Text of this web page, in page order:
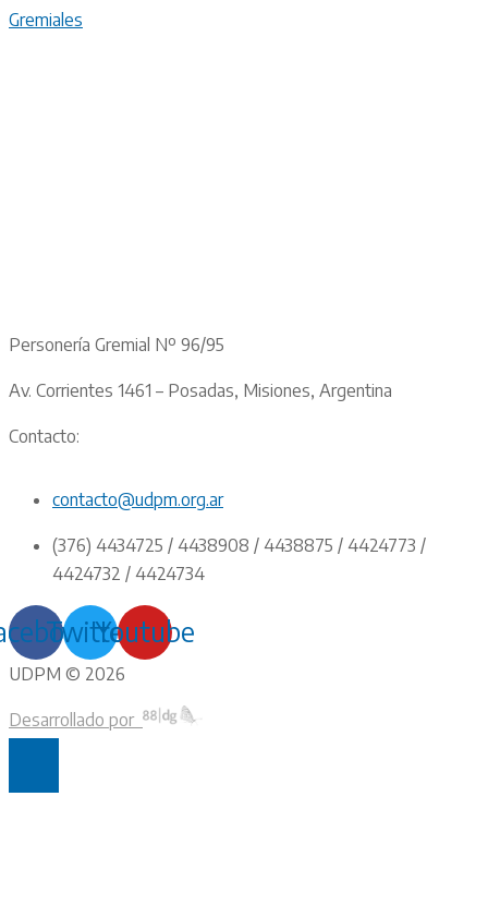
Gremiales
Personería Gremial Nº 96/95
Av. Corrientes 1461 – Posadas, Misiones, Argentina
Contacto:
contacto@udpm.org.ar
(376) 4434725 / 4438908 / 4438875 / 4424773 /
4424732 / 4424734
TwitterYoutube
UDPM © 2026
Desarrollado por